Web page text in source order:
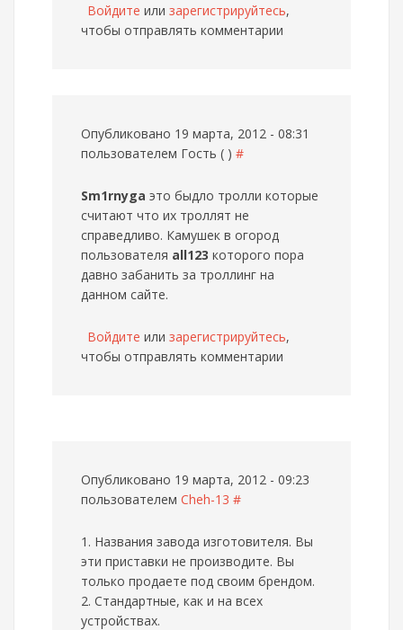
Войдите или зарегистрируйтесь,
чтобы отправлять комментарии
Опубликовано 19 марта, 2012 - 08:31
пользователем Гость ( ) #
Sm1rnyga это быдло тролли которые
считают что их троллят не
справедливо. Камушек в огород
пользователя all123 которого пора
давно забанить за троллинг на
данном сайте.
Войдите или зарегистрируйтесь,
чтобы отправлять комментарии
Опубликовано 19 марта, 2012 - 09:23
пользователем Cheh-13 #
1. Названия завода изготовителя. Вы
эти приставки не производите. Вы
только продаете под своим брендом.
2. Стандартные, как и на всех
устройствах.